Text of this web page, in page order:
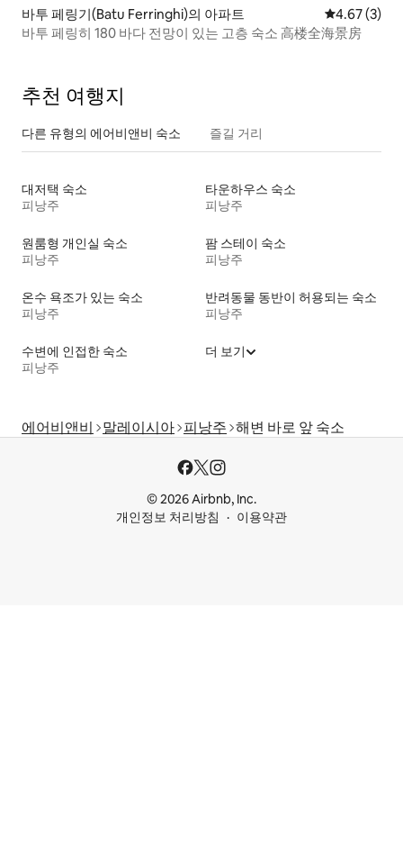
바투 페링기(Batu Ferringhi)의 아파트 평점 4.67점
4.67 (3)
바투 페링히 180 바다 전망이 있는 고층 숙소 高楼全海景房
추천 여행지
다른 유형의 에어비앤비 숙소 즐길 거리
대저택 숙소
피낭주
타운하우스 숙소
피낭주
원룸형 개인실 숙소
피낭주
팜 스테이 숙소
피낭주
온수 욕조가 있는 숙소
피낭주
반려동물 동반이 허용되는 숙소
피낭주
수변에 인접한 숙소
피낭주
더 보기
에어비앤비 말레이시아 피낭주 해변 바로 앞 숙소
© 2026 Airbnb, Inc.
개인정보 처리방침
이용약관